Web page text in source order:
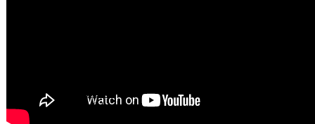
UDARALJKE
Kahoni